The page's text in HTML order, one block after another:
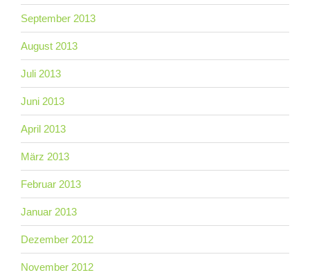
September 2013
August 2013
Juli 2013
Juni 2013
April 2013
März 2013
Februar 2013
Januar 2013
Dezember 2012
November 2012